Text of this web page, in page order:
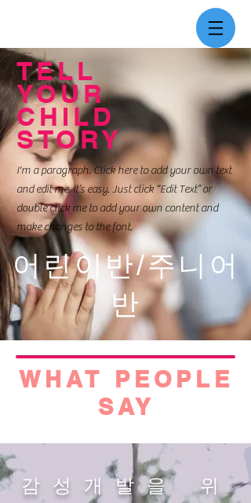
TELL
YOUR
CHILD
STORY
I'm a paragraph. Click here to add your own text
and edit me. It’s easy. Just click “Edit Text” or
double click me to add your own content and
make changes to the font.
​어린이반/주니어
반
WHAT PEOPLE
SAY
감성개발을 위